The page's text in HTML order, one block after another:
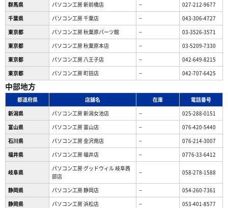
群馬県
パソコン工房 新前橋店 −
027-212-9677
千葉県
パソコン工房 千葉店 −
043-306-4727
東京都
パソコン工房 秋葉原パーツ館 −
03-3526-3571
東京都
パソコン工房 秋葉原本店 −
03-5209-7330
東京都
パソコン工房 八王子店 −
042-649-8215
東京都
パソコン工房 町田店 − 042-707-6425
中部地方
都道府県 店舗名 在庫
電話番号
新潟県
パソコン工房 新潟女池店 −
025-288-0151
富山県
パソコン工房 富山店 −
076-420-5440
石川県
パソコン工房 金沢南店 −
076-214-3007
福井県
パソコン工房 福井店 − 0776-33-6412
岐阜県
パソコン工房 グッドウィル 岐阜茜
部店
− 058-278-1588
静岡県 パソコン工房 静岡店 −
054-260-7361
静岡県
パソコン工房 浜松店 − 053-401-8577